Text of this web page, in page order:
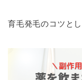
育毛発毛のコツと